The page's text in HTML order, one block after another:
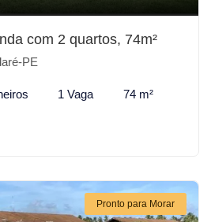
com 2 quartos, 74m²
PE
1 Vaga 74 m²
Pronto para Morar